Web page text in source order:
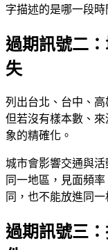
字描述的是哪一段時
過期訊號二
失
列出台北、台中、高
但若沒有樣本數、
象的精確化。
城市會影響交通與
同一地區，見面頻
同，也不能放進同一
過期訊號三